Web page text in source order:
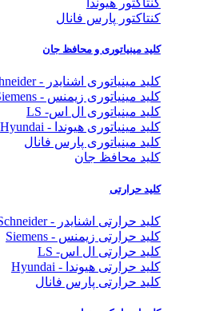
کنتاکتور هیوندا
کنتاکتور پارس فانال
کلید مینیاتوری و محافظ جان
کلید مینیاتوری اشنایدر - Schneider
کلید مینیاتوری زیمنس - Siemens
کلید مینیاتوری ال اس- LS
کلید مینیاتوری هیوندا - Hyundai
کلید مینیاتوری پارس فانال
کلید محافظ جان
کلید حرارتی
کلید حرارتی اشنایدر - Schneider
کلید حرارتی زیمنس - Siemens
کلید حرارتی ال اس- LS
کلید حرارتی هیوندا - Hyundai
کلید حرارتی پارس فانال